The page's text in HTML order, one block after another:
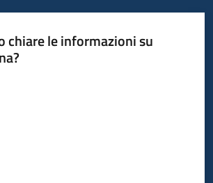
chiare le informazioni su